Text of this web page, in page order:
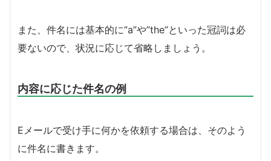
また、件名には基本的に”a”や”the”といった冠詞は必
要ないので、状況に応じて省略しましょう。
内容に応じた件名の例
Eメールで受け手に何かを依頼する場合は、そのよう
に件名に書きます。